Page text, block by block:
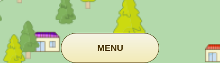
MENU